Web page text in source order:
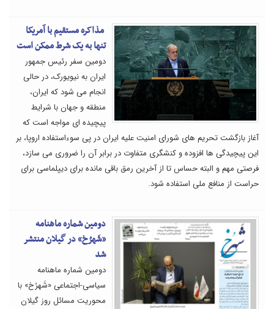
مذاکره مستقیم با آمریکا
تنها به یک شرط ممکن است
دومین سفر رئیس جمهور
ایران به نیویورک، در حالی
انجام می شود که ایران،
منطقه و جهان با شرایط
پیچیده ای مواجه است که
آغاز بازگشت تحریم های شورای امنیت علیه ایران در پی سوءاستفاده اروپا، بر
این پیچیدگی ها افزوده و کنشگری متفاوت در برابر آن را ضروری می سازد،
فرصتی مهم و البته حساس تا از آخرین رمق باقی مانده برای دیپلماسی برای
حراست از منافع ملی استفاده شود.
دومین شماره ماهنامه
«شَهرُخ» در گیلان منتشر
شد
دومین شماره ماهنامه
سیاسی-اجتماعی «شَهرُخ» با
محوریت مسائل روز گیلان